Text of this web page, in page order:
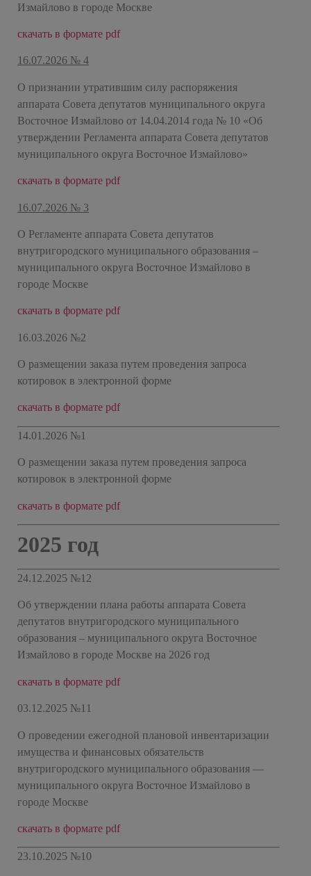
Измайлово в городе Москве
скачать в формате pdf
16.07.2026 № 4
О признании утратившим силу распоряжения
аппарата Совета депутатов муниципального округа
Восточное Измайлово от 14.04.2014 года № 10 «Об
утверждении Регламента аппарата Совета депутатов
муниципального округа Восточное Измайлово»
скачать в формате pdf
16.07.2026 № 3
О Регламенте аппарата Совета депутатов
внутригородского муниципального образования –
муниципального округа Восточное Измайлово в
городе Москве
скачать в формате pdf
16.03.2026 №2
О размещении заказа путем проведения запроса
котировок в электронной форме
скачать в формате pdf
14.01.2026 №1
О размещении заказа путем проведения запроса
котировок в электронной форме
скачать в формате pdf
2025 год
24.12.2025 №12
Об утверждении плана работы аппарата Совета
депутатов внутригородского муниципального
образования – муниципального округа Восточное
Измайлово в городе Москве на 2026 год
скачать в формате pdf
03.12.2025 №11
О проведении ежегодной плановой инвентаризации
имущества и финансовых обязательств
внутригородского муниципального образования —
муниципального округа Восточное Измайлово в
городе Москве
скачать в формате pdf
23.10.2025 №10